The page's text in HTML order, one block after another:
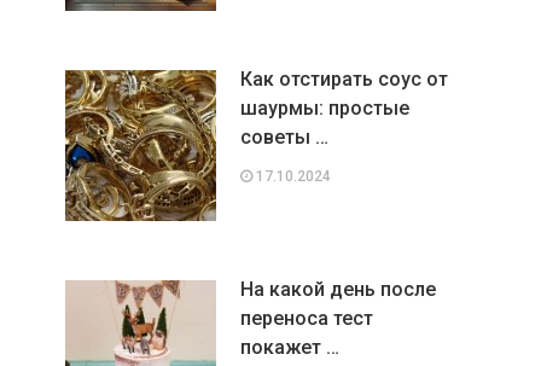
Как отстирать соус от
шаурмы: простые
советы …
17.10.2024
На какой день после
переноса тест
покажет …